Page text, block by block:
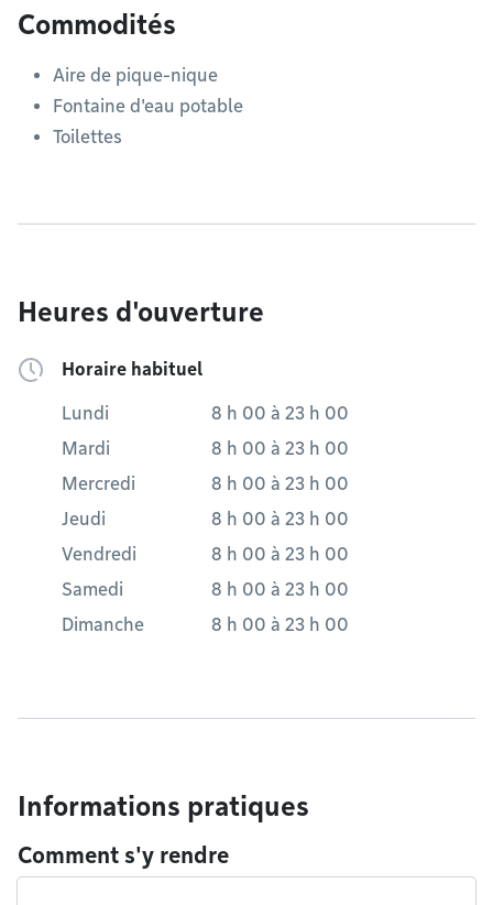
Commodités
Aire de pique-nique
Fontaine d'eau potable
Toilettes
Heures d'ouverture
Horaire habituel
Lundi 8 h 00 à 23 h 00
Mardi
8 h 00 à 23 h 00
Mercredi
8 h 00 à 23 h 00
Jeudi
8 h 00 à 23 h 00
Vendredi
8 h 00 à 23 h 00
Samedi
8 h 00 à 23 h 00
Dimanche
8 h 00 à 23 h 00
Informations pratiques
Comment s'y rendre